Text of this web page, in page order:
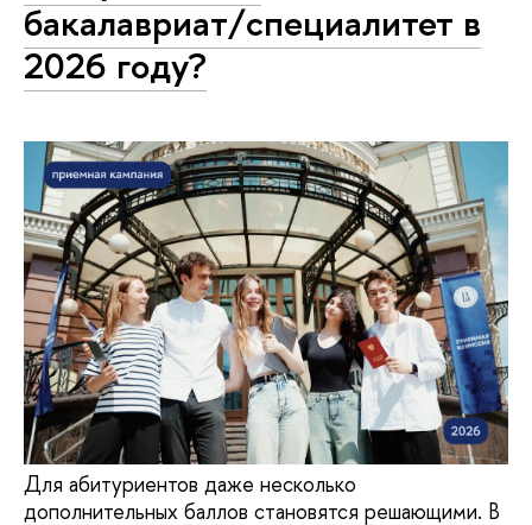
бакалавриат/специалитет в
2026 году?
Для абитуриентов даже несколько
дополнительных баллов становятся решающими. В